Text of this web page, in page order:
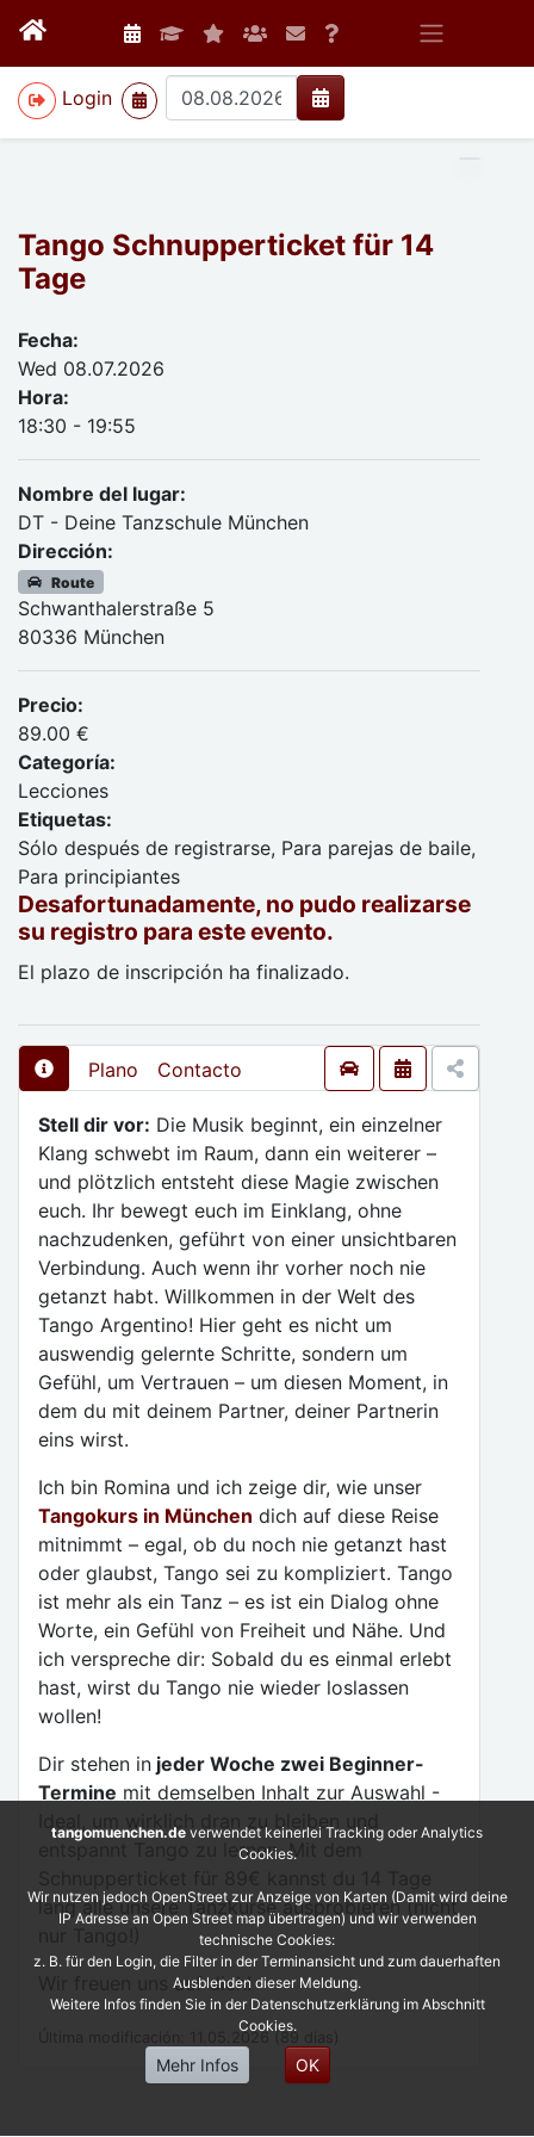
Login
>
Tango Schnupperticket für 14
Tage
Fecha:
Wed 08.07.2026
Hora:
18:30 - 19:55
Nombre del lugar:
DT - Deine Tanzschule München
Dirección:
Route
Schwanthalerstraße 5
80336 München
Precio:
89.00 €
Categoría:
Lecciones
Etiquetas:
Sólo después de registrarse, Para parejas de baile,
Para principiantes
Desafortunadamente, no pudo realizarse
su registro para este evento.
El plazo de inscripción ha finalizado.
Plano Contacto
Stell dir vor: Die Musik beginnt, ein einzelner
Klang schwebt im Raum, dann ein weiterer –
und plötzlich entsteht diese Magie zwischen
euch. Ihr bewegt euch im Einklang, ohne
nachzudenken, geführt von einer unsichtbaren
Verbindung. Auch wenn ihr vorher noch nie
getanzt habt. Willkommen in der Welt des
Tango Argentino! Hier geht es nicht um
auswendig gelernte Schritte, sondern um
Gefühl, um Vertrauen – um diesen Moment, in
dem du mit deinem Partner, deiner Partnerin
eins wirst.
Ich bin Romina und ich zeige dir, wie unser
Tangokurs in München dich auf diese Reise
mitnimmt – egal, ob du noch nie getanzt hast
oder glaubst, Tango sei zu kompliziert. Tango
ist mehr als ein Tanz – es ist ein Dialog ohne
Worte, ein Gefühl von Freiheit und Nähe. Und
ich verspreche dir: Sobald du es einmal erlebt
hast, wirst du Tango nie wieder loslassen
wollen!
Dir stehen in jeder Woche zwei Beginner-
Termine mit demselben Inhalt zur Auswahl -
Ideal, um wirklich dran zu bleiben und
entspannt Tango zu lernen. Mit dem
lang alle unsere Tanzkurse ausprobieren (nicht
Wir freuen uns auf dich!
Última modificación: 11.05.2026 (89 dias)
tangomuenchen.de verwendet keinerlei Tracking oder Analytics
Cookies.
Wir nutzen jedoch OpenStreet zur Anzeige von Karten (Damit wird deine
IP Adresse an Open Street map übertragen) und wir verwenden
technische Cookies:
z. B. für den Login, die Filter in der Terminansicht und zum dauerhaften
Ausblenden dieser Meldung.
Weitere Infos finden Sie in der Datenschutzerklärung im Abschnitt
Cookies.
Mehr Infos OK